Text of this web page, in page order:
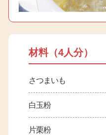
材料（4人分）
さつまいも
白玉粉
片栗粉